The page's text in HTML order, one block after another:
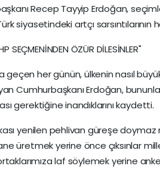
Recep Tayyip Erdoğan,
siyasetindeki artçı
SEÇMENİNDEN ÖZÜR DİLESİNLER"
her günün, ülkenin nasıl
Cumhurbaşkanı Erdoğan,
gerektiğine inandıklarını kaydetti.
yenilen pehlivan güreşe
üretmek yerine önce çıksınlar
laf söylemek yerine